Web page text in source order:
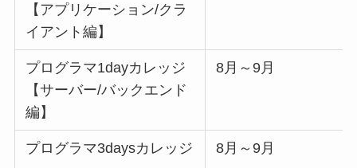
【アプリケーション/クラ
イアント編】
プログラマ1dayカレッジ
【サーバー/バックエンド
編】
8月～9月
プログラマ3daysカレッジ 8月～9月